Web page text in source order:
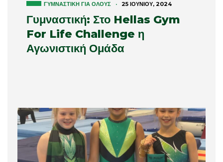
ΓΥΜΝΑΣΤΙΚΉ ΓΙΑ ΌΛΟΥΣ · 25 ΙΟΥΝΊΟΥ, 2024
Γυμναστική: Στο Hellas Gym
For Life Challenge η
Αγωνιστική Ομάδα